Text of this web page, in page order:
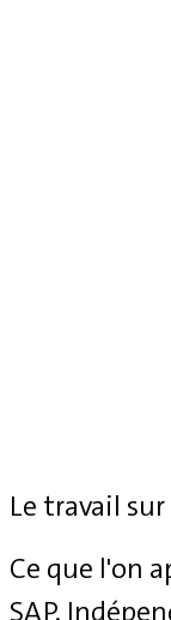
Le travail
Ce que l'on
SAP.